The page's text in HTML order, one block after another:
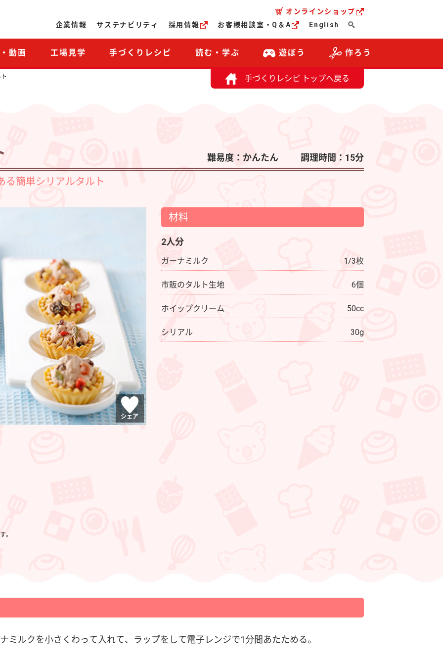
オンラインショップ
企業情報
サステナビリティ 採用情報 お客様相談室・Q＆A English
動画 工場見学 手づくりレシピ 読む・学ぶ 遊ぼう 作ろう
手づくりレシピ トップへ戻る
難易度：かんたん 調理時間：15分
る簡単シリアルタルト
シェア
。
材料
2人分
ガーナミルク 1/3枚
市販のタルト生地 6個
ホイップクリーム 50cc
シリアル 30g
ミルクを小さくわって入れて、ラップをして電子レンジで1分間あたためる。